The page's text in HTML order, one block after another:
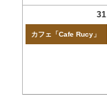
31
カフェ「Cafe Rucy」